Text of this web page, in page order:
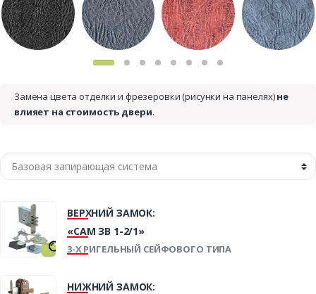
Замена цвета отделки и фрезеровки (рисунки на панелях)не
влияет на стоимость двери.
ВЕРХНИЙ ЗАМОК:
«САМ ЗВ 1-2/1»
3-Х РИГЕЛЬНЫЙ СЕЙФОВОГО ТИПА
НИЖНИЙ ЗАМОК: